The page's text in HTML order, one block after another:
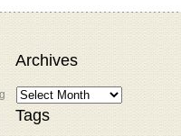
Archives
Tags